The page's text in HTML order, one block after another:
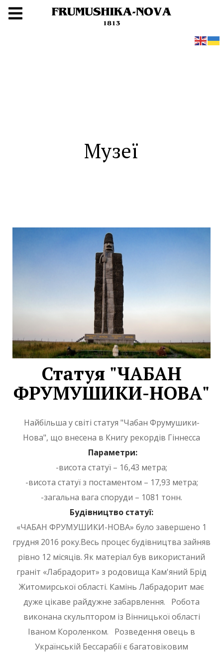
Музеї
Статуя "ЧАБАН
ФРУМУШИКИ-НОВА"
Найбільша у світі статуя "Чабан Фрумушики-
Нова", що внесена в Книгу рекордів Гіннесса
Параметри:
-висота статуї – 16,43 метра;
-висота статуї з постаментом – 17,93 метра;
-загальна вага споруди – 1081 тонн.
Будівництво статуї:
«ЧАБАН ФРУМУШИКИ-НОВА» було завершено 1
грудня 2016 року.Весь процес будівництва зайняв
рівно 12 місяців. Як матеріал був використаний
граніт «Лабрадорит» з родовища Кам'яний Брід
Житомирської області. Камінь Лабрадорит має
дуже цікаве райдужне забарвлення. Робота
виконана скульптором із Вінницької області
Іваном Короленком. Розведення овець в
Українській Бессарабії є багатовіковим